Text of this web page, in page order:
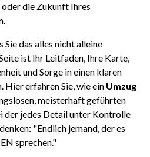
oder die Zukunft Ihres
das alles nicht alleine
ist Ihr Leitfaden, Ihre Karte,
und Sorge in einen klaren
Hier erfahren Sie, wie ein Umzug
meisterhaft geführten
der jedes Detail unter Kontrolle
"Endlich jemand, der es
sprechen."